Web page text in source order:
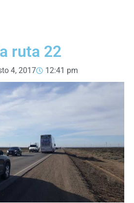
ruta 22
4, 2017 12:41 pm